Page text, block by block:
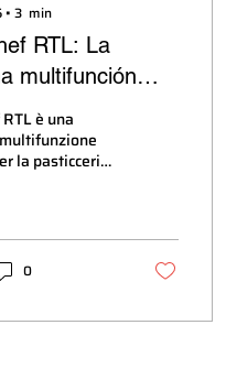
∙ 3 min
RTL: La
multifunción
la
la
y el catering
è una
la pasticceria,
0